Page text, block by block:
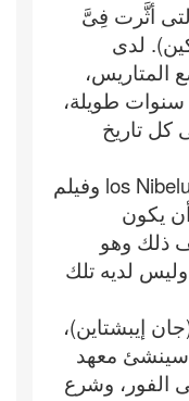
أثَّرت فِىَّ
لدى
المتاريس،
طويلة،
كل تاريخ
عندما شاهد بونويل فيلم los Nibelungos وفيلم
يكون
ذلك وهو
لديه تلك
إيبشتاين)،
سينشئ معهد
الفور، وشرع